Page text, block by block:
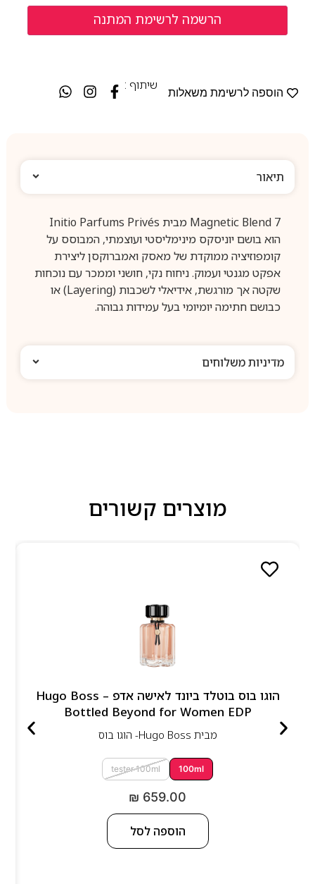
הוספה לרשימת משאלות
שיתוף :
תיאור
Magnetic Blend 7 מבית Initio Parfums Privés
הוא בושם יוניסקס מינימליסטי ועוצמתי, המבוסס על
קומפוזיציה ממוקדת של מאסק ואמברוקסן ליצירת
אפקט מגנטי ועמוק. ניחוח נקי, חושני וממכר עם נוכחות
שקטה אך מורגשת, אידיאלי לשכבות (Layering) או
כבושם חתימה יומיומי בעל עמידות גבוהה.
מדיניות משלוחים
מוצרים קשורים
הוגו בוס בוטלד ביונד לאישה אדפ – Hugo Boss
Bottled Beyond for Women EDP
מבית Hugo Boss- הוגו בוס
100ml
tester 100ml
₪ 659.00
הוספה לסל